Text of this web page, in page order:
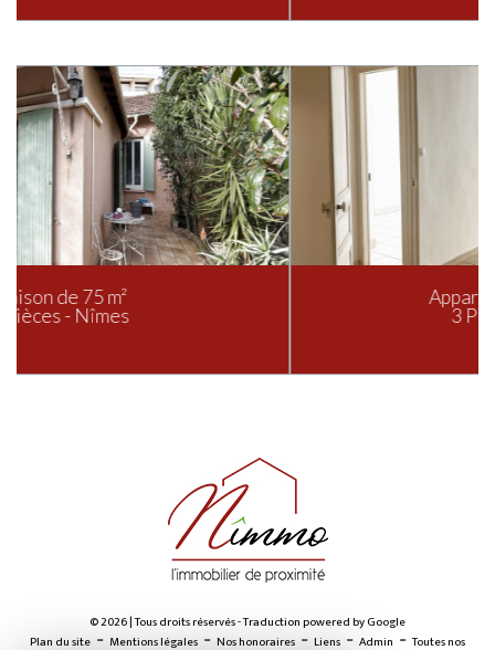
© 2026 | Tous droits réservés - Traduction powered by Google
Plan du site - Mentions légales - Nos honoraires - Liens - Admin -Toutes nos